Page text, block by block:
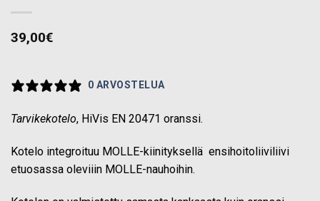
39,00€
0 ARVOSTELUA
Tarvikekotelo, HiVis EN 20471 oranssi.
Kotelo integroituu MOLLE-kiinityksellä ensihoitoliiviliivi
etuosassa oleviiin MOLLE-nauhoihin.